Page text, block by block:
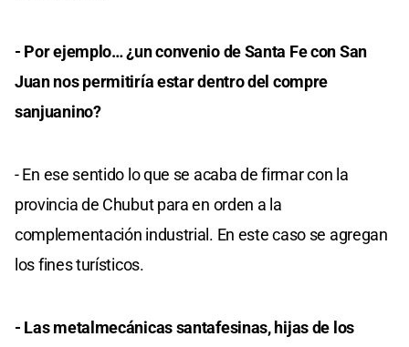
- Por ejemplo… ¿un convenio de Santa Fe con San
Juan nos permitiría estar dentro del compre
sanjuanino?
- En ese sentido lo que se acaba de firmar con la
provincia de Chubut para en orden a la
complementación industrial. En este caso se agregan
los fines turísticos.
- Las metalmecánicas santafesinas, hijas de los